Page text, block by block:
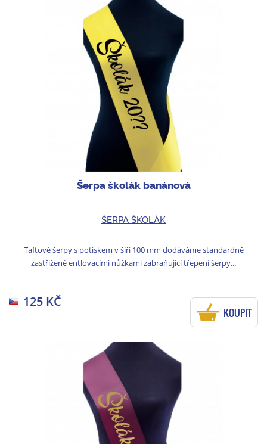
Šerpa školák banánová
ŠERPA ŠKOLÁK
Taftové šerpy s potiskem v šíři 100 mm dodáváme standardně
zastřižené entlovacími nůžkami zabraňující třepení šerpy...
125 KČ
KOUPIT